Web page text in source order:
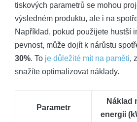
tiskových​ parametrů se ‌mohou
výsledném produktu,​ ale‍ i na
‌Například, pokud použijete hustší
pevnost, může dojít⁢ k nárůstu
30%. To je ‌důležité mít na paměti,
snažíte optimalizovat náklady.
Parametr
Náklad
energii